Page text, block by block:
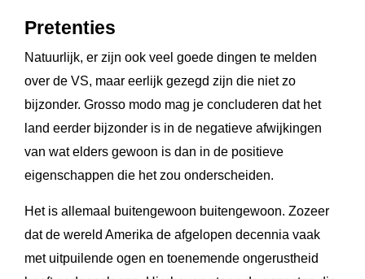
Pretenties
Natuurlijk, er zijn ook veel goede dingen te melden
over de VS, maar eerlijk gezegd zijn die niet zo
bijzonder. Grosso modo mag je concluderen dat het
land eerder bijzonder is in de negatieve afwijkingen
van wat elders gewoon is dan in de positieve
eigenschappen die het zou onderscheiden.
Het is allemaal buitengewoon buitengewoon. Zozeer
dat de wereld Amerika de afgelopen decennia vaak
met uitpuilende ogen en toenemende ongerustheid